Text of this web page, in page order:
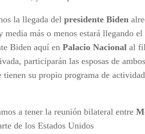
la llegada del presidente Biden
media más o menos estará llegando
Biden aquí en Palacio Nacional al
participarán las esposas de ambos
tienen su propio programa de
a tener la reunión bilateral entre
de los Estados Unidos